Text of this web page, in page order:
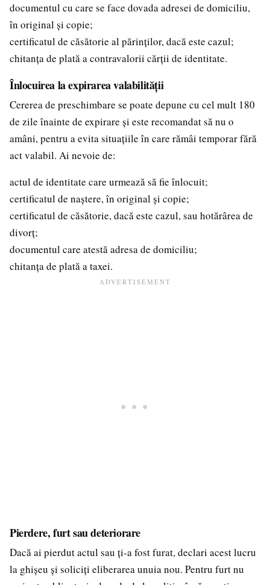
documentul cu care se face dovada adresei de domiciliu,
în original și copie;
certificatul de căsătorie al părinților, dacă este cazul;
chitanța de plată a contravalorii cărții de identitate.
Înlocuirea la expirarea valabilității
Cererea de preschimbare se poate depune cu cel mult 180
de zile înainte de expirare și este recomandat să nu o
amâni, pentru a evita situațiile în care rămâi temporar fără
act valabil. Ai nevoie de:
actul de identitate care urmează să fie înlocuit;
certificatul de naștere, în original și copie;
certificatul de căsătorie, dacă este cazul, sau hotărârea de
divorț;
documentul care atestă adresa de domiciliu;
chitanța de plată a taxei.
Pierdere, furt sau deteriorare
Dacă ai pierdut actul sau ți-a fost furat, declari acest lucru
la ghișeu și soliciți eliberarea unuia nou. Pentru furt nu